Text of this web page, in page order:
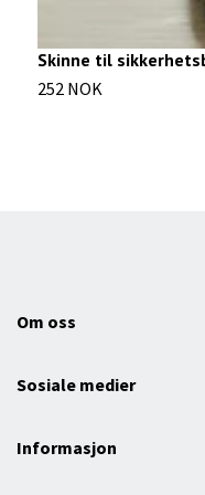
Skinne til
252 NOK
Om oss
Sosiale medier
Informasjon